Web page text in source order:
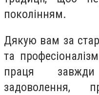
поколінням.
Дякую вам за
та
праця
задоволення,